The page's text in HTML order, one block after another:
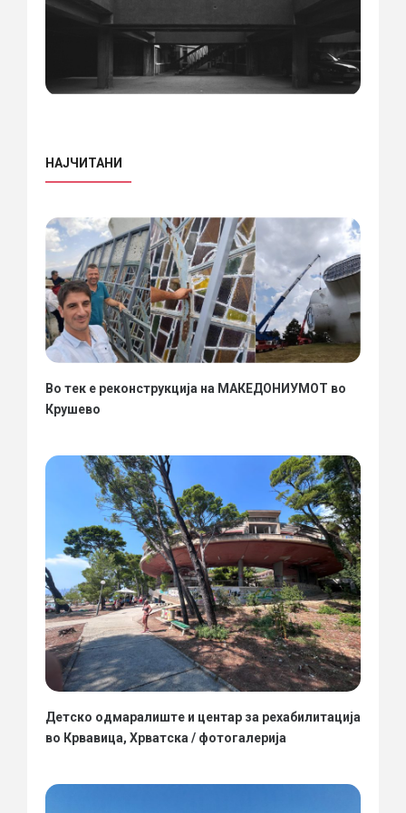
НАЈЧИТАНИ
Во тек е реконструкција на МАКЕДОНИУМОТ во
Крушево
Детско одмаралиште и центар за рехабилитација
во Крвавица, Хрватска / фотогалерија